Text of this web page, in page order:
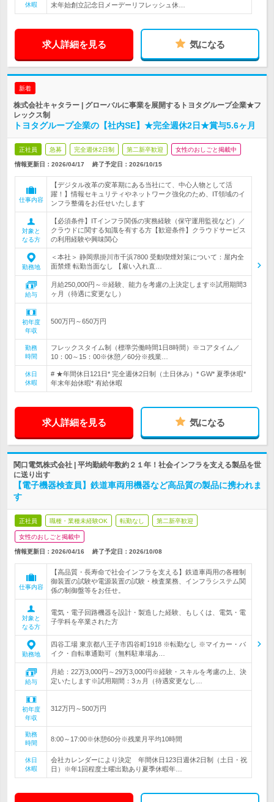
休暇
末年始創立記念日メーデーリフレッシュ休…
求人詳細を見る 気になる
新着
株式会社キャタラー | グローバルに事業を展開するトヨタグループ企業★フ
レックス制
トヨタグループ企業の【社内SE】★完全週休2日★賞与5.6ヶ月
正社員 急募 完全週休2日制 第二新卒歓迎 女性のおしごと掲載中
情報更新日：2026/04/17 終了予定日： 2026/10/15
仕事内容
【デジタル改革の変革期にある当社にて、中心人物として活
躍！】情報セキュリティやネットワーク強化のため、IT領域のイ
ンフラ整備をお任せいたします
対象と
なる方
【必須条件】ITインフラ関係の実務経験（保守運用監視など）／
クラウドに関する知識を有する方【歓迎条件】クラウドサービス
の利用経験や興味関心
勤務地
＜本社＞ 静岡県掛川市千浜7800 受動喫煙対策について：屋内全
面禁煙 転勤当面なし 【雇い入れ直…
給与
月給250,000円～※経験、能力を考慮の上決定します※試用期間3
ヶ月（待遇に変更なし）
初年度
年収
500万円～650万円
勤務
時間
フレックスタイム制（標準労働時間1日8時間）※コアタイム／
10：00～15：00※休憩／60分※残業…
休日
休暇
# ★年間休日121日* 完全週休2日制（土日休み）* GW* 夏季休暇*
年末年始休暇* 有給休暇
求人詳細を見る 気になる
関口電気株式会社 | 平均勤続年数約２１年！社会インフラを支える製品を世
に送り出す
【電子機器検査員】鉄道車両用機器など高品質の製品に携われま
す
正社員 職種・業種未経験OK 転勤なし 第二新卒歓迎
女性のおしごと掲載中
情報更新日：2026/04/16 終了予定日： 2026/10/08
仕事内容
【高品質・長寿命で社会インフラを支える】鉄道車両用の各種制
御装置の試験や電源装置の試験・検査業務、インフラシステム関
係の制御盤等をお任せ。
対象と
なる方
電気・電子回路機器を設計・製造した経験、もしくは、電気・電
子学科を卒業された方
勤務地
四谷工場 東京都八王子市四谷町1918 ※転勤なし ※マイカー・バ
イク・自転車通勤可（無料駐車場あ…
給与
月給：22万3,000円～29万3,000円※経験・スキルを考慮の上、決
定いたします※試用期間：3ヵ月（待遇変更なし…
初年度
年収
312万円～500万円
勤務
時間
8:00～17:00※休憩60分※残業月平均10時間
休日
休暇
会社カレンダーにより決定 年間休日123日週休2日制（土日・祝
日）※年1回程度土曜出勤あり夏季休暇年…